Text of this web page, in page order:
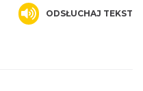
ODSŁUCHAJ TEKST